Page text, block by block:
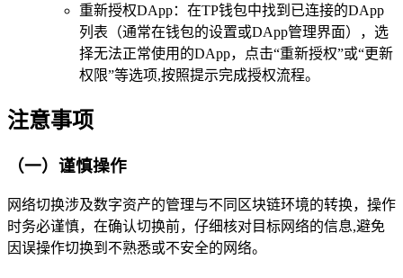
重新授权DApp：在TP钱包中找到已连接的DApp
列表（通常在钱包的设置或DApp管理界面），选
择无法正常使用的DApp，点击“重新授权”或“更新
权限”等选项,按照提示完成授权流程。
注意事项
（一）谨慎操作
网络切换涉及数字资产的管理与不同区块链环境的转换，操作
时务必谨慎，在确认切换前，仔细核对目标网络的信息,避免
因误操作切换到不熟悉或不安全的网络。